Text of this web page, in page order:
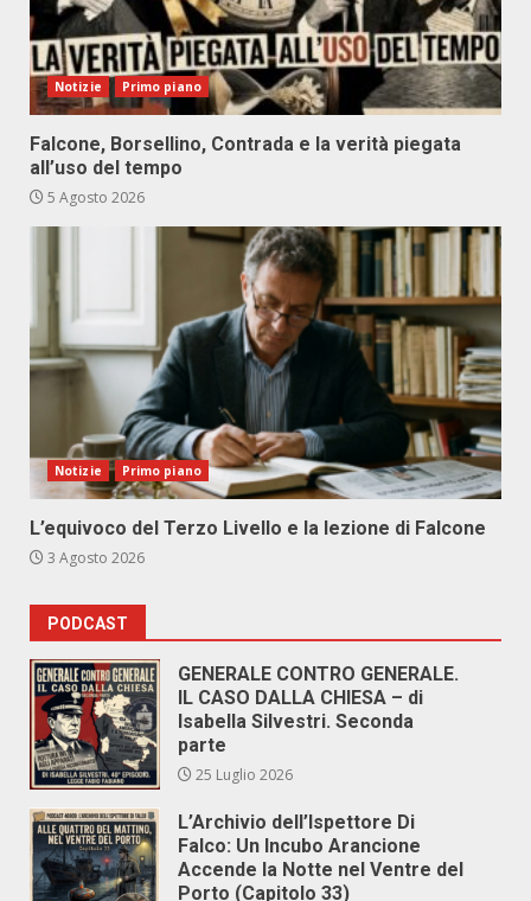
Notizie Primo piano
Falcone, Borsellino, Contrada e la verità piegata
all’uso del tempo
5 Agosto 2026
Notizie Primo piano
L’equivoco del Terzo Livello e la lezione di Falcone
3 Agosto 2026
PODCAST
GENERALE CONTRO GENERALE.
IL CASO DALLA CHIESA – di
Isabella Silvestri. Seconda
parte
25 Luglio 2026
L’Archivio dell’Ispettore Di
Falco: Un Incubo Arancione
Accende la Notte nel Ventre del
Porto (Capitolo 33)